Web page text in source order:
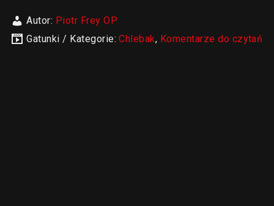
Autor: Piotr Frey OP
Gatunki / Kategorie:Chlebak, Komentarze do czytań